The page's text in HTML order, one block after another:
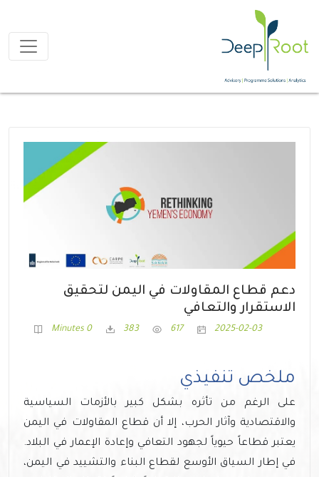
دعم قطاع المقاولات في اليمن لتحقيق
الاستقرار والتعافي
2025-02-03
617
383
0 Minutes
ملخص تنفيذي
على الرغم من تأثره بشكل كبير بالأزمات السياسية
والاقتصادية وآثار الحرب، إلا أن قطاع المقاولات في اليمن
يعتبر قطاعاً حيوياً لجهود التعافي وإعادة الإعمار في البلاد.
في إطار السياق الأوسع لقطاع البناء والتشييد في اليمن،